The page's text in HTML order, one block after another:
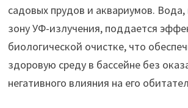
садовых прудов и аквариумов. Вода,
зону УФ-излучения, поддается
биологической очистке, что
здоровую среду в бассейне без
негативного влияния на его